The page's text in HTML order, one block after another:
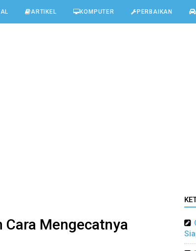
ARTIKEL KOMPUTER PERBAIKAN
Mengecatnya